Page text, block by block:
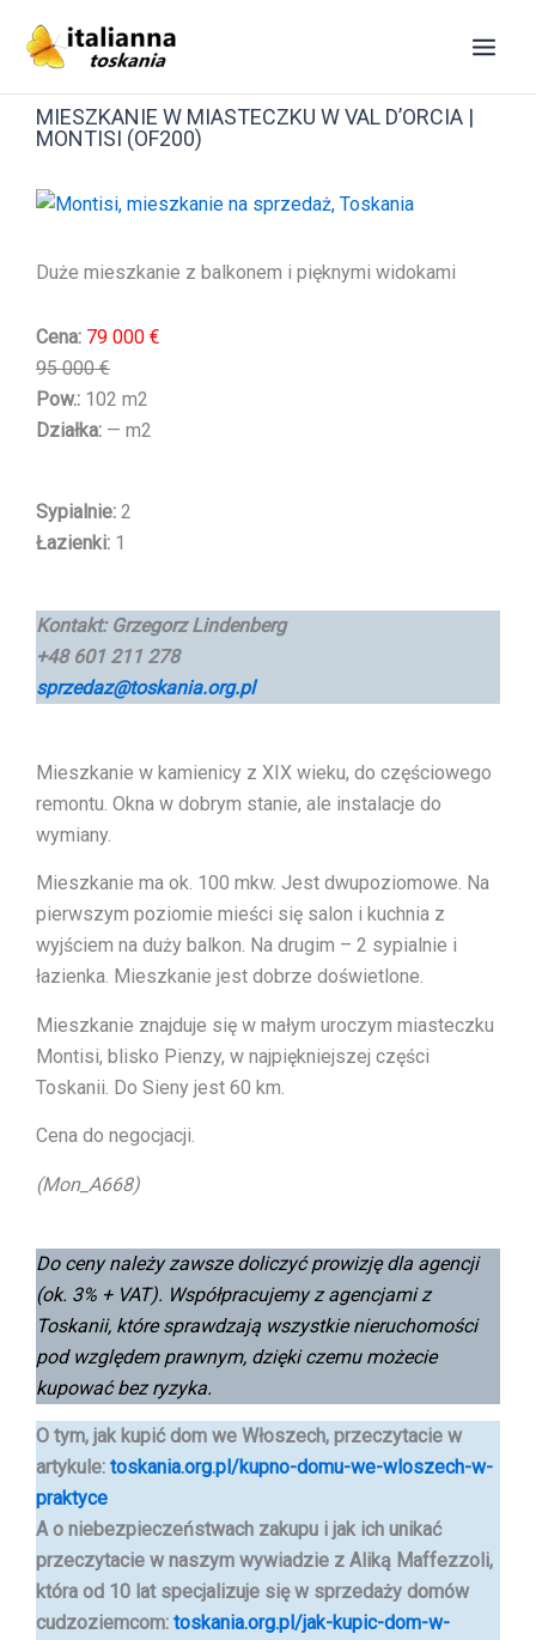
MIESZKANIE W MIASTECZKU W VAL D’ORCIA |
MONTISI (OF200)
Duże mieszkanie z balkonem i pięknymi widokami
Cena: 79 000 €
95 000 €
Pow.: 102 m2
Działka: — m2
Sypialnie: 2
Łazienki: 1
Kontakt: Grzegorz Lindenberg
+48 601 211 278
sprzedaz@toskania.org.pl
Mieszkanie w kamienicy z XIX wieku, do częściowego
remontu. Okna w dobrym stanie, ale instalacje do
wymiany.
Mieszkanie ma ok. 100 mkw. Jest dwupoziomowe. Na
pierwszym poziomie mieści się salon i kuchnia z
wyjściem na duży balkon. Na drugim – 2 sypialnie i
łazienka. Mieszkanie jest dobrze doświetlone.
Mieszkanie znajduje się w małym uroczym miasteczku
Montisi, blisko Pienzy, w najpiękniejszej części
Toskanii. Do Sieny jest 60 km.
Cena do negocjacji.
(Mon_A668)
Do ceny należy zawsze doliczyć prowizję dla agencji
(ok. 3% + VAT). Współpracujemy z agencjami z
Toskanii, które sprawdzają wszystkie nieruchomości
pod względem prawnym, dzięki czemu możecie
kupować bez ryzyka.
O tym, jak kupić dom we Włoszech, przeczytacie w
artykule: toskania.org.pl/kupno-domu-we-wloszech-w-
praktyce
A o niebezpieczeństwach zakupu i jak ich unikać
przeczytacie w naszym wywiadzie z Aliką Maffezzoli,
która od 10 lat specjalizuje się w sprzedaży domów
cudzoziemcom: toskania.org.pl/jak-kupic-dom-w-